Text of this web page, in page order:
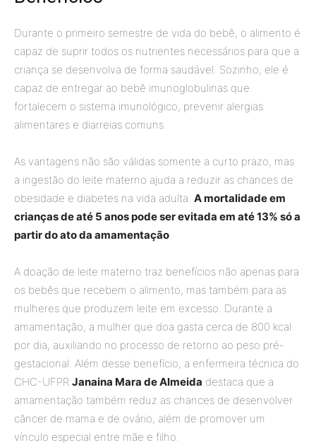
Durante o primeiro semestre de vida do bebê, o alimento é
capaz de suprir todos os nutrientes necessários para que a
criança se desenvolva de forma saudável. Sozinho, ele é
capaz de entregar ao bebê imunoglobulinas que
fortalecem o sistema imunológico, prevenir alergias
alimentares e diarreias comuns.
As vantagens não são válidas somente a curto prazo, mas
a ingestão do leite materno ajuda a reduzir as chances de
obesidade e diabetes na vida adulta. A mortalidade em
crianças de até 5 anos pode ser evitada em até 13% só a
partir do ato da amamentação.
A doação de leite materno traz benefícios não apenas para
os bebês que recebem o alimento, mas também para as
mulheres que produzem leite em excesso. Durante a
amamentação, a mulher que doa gasta cerca de 800 kcal
por dia, auxiliando no processo de retorno ao peso pré-
gestacional. Além desse benefício, a enfermeira técnica do
CHC-UFPR Janaina Mara de Almeida destaca que a
amamentação também reduz as chances de desenvolver
câncer de mama e de ovário, além de promover um
vínculo especial entre mãe e filho.